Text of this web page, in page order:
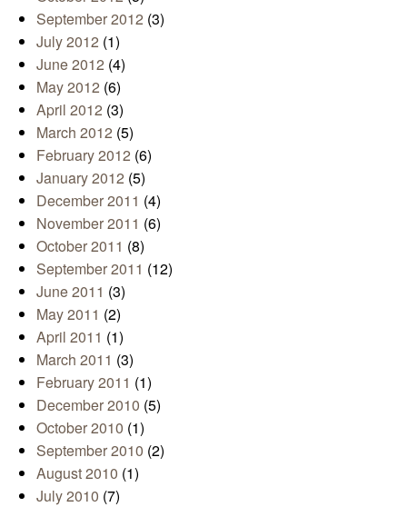
September 2012 (3)
July 2012 (1)
June 2012 (4)
May 2012 (6)
April 2012 (3)
March 2012 (5)
February 2012 (6)
January 2012 (5)
December 2011 (4)
November 2011 (6)
October 2011 (8)
September 2011 (12)
June 2011 (3)
May 2011 (2)
April 2011 (1)
March 2011 (3)
February 2011 (1)
December 2010 (5)
October 2010 (1)
September 2010 (2)
August 2010 (1)
July 2010 (7)